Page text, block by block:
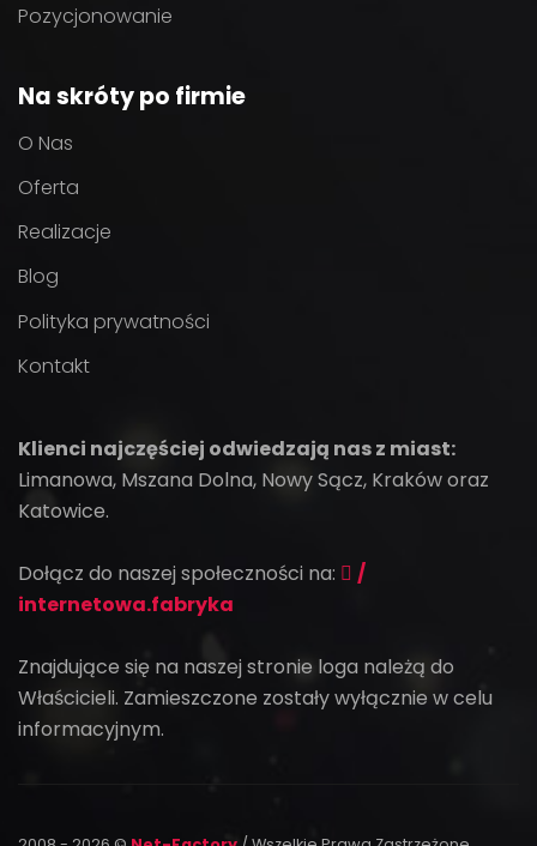
Pozycjonowanie
Na skróty po firmie
O Nas
Oferta
Realizacje
Blog
Polityka prywatności
Kontakt
Klienci najczęściej odwiedzają nas z miast:
Limanowa, Mszana Dolna, Nowy Sącz, Kraków oraz
Katowice.
Dołącz do naszej społeczności na:
/
internetowa.fabryka
Znajdujące się na naszej stronie loga należą do
Właścicieli. Zamieszczone zostały wyłącznie w celu
informacyjnym.